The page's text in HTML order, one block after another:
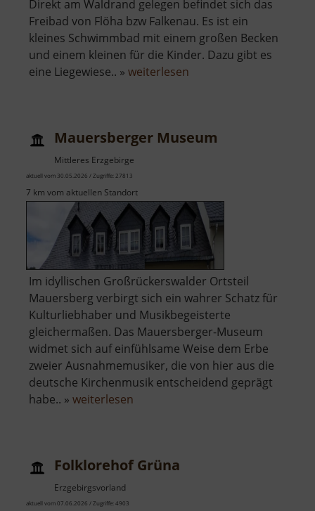
Direkt am Waldrand gelegen befindet sich das
Freibad von Flöha bzw Falkenau. Es ist ein
kleines Schwimmbad mit einem großen Becken
und einem kleinen für die Kinder. Dazu gibt es
eine Liegewiese.. » weiterlesen
Mauersberger Museum
Mittleres Erzgebirge
aktuell vom 30.05.2026 / Zugriffe: 27813
7 km vom aktuellen Standort
Im idyllischen Großrückerswalder Ortsteil
Mauersberg verbirgt sich ein wahrer Schatz für
Kulturliebhaber und Musikbegeisterte
gleichermaßen. Das Mauersberger-Museum
widmet sich auf einfühlsame Weise dem Erbe
zweier Ausnahmemusiker, die von hier aus die
deutsche Kirchenmusik entscheidend geprägt
habe.. » weiterlesen
Folklorehof Grüna
Erzgebirgsvorland
aktuell vom 07.06.2026 / Zugriffe: 4903